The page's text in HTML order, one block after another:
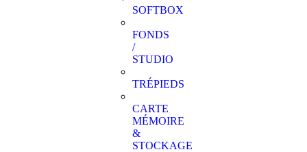
SOFTBOX
FONDS
/
STUDIO
TRÉPIEDS
CARTE
MÉMOIRE
&
STOCKAGE